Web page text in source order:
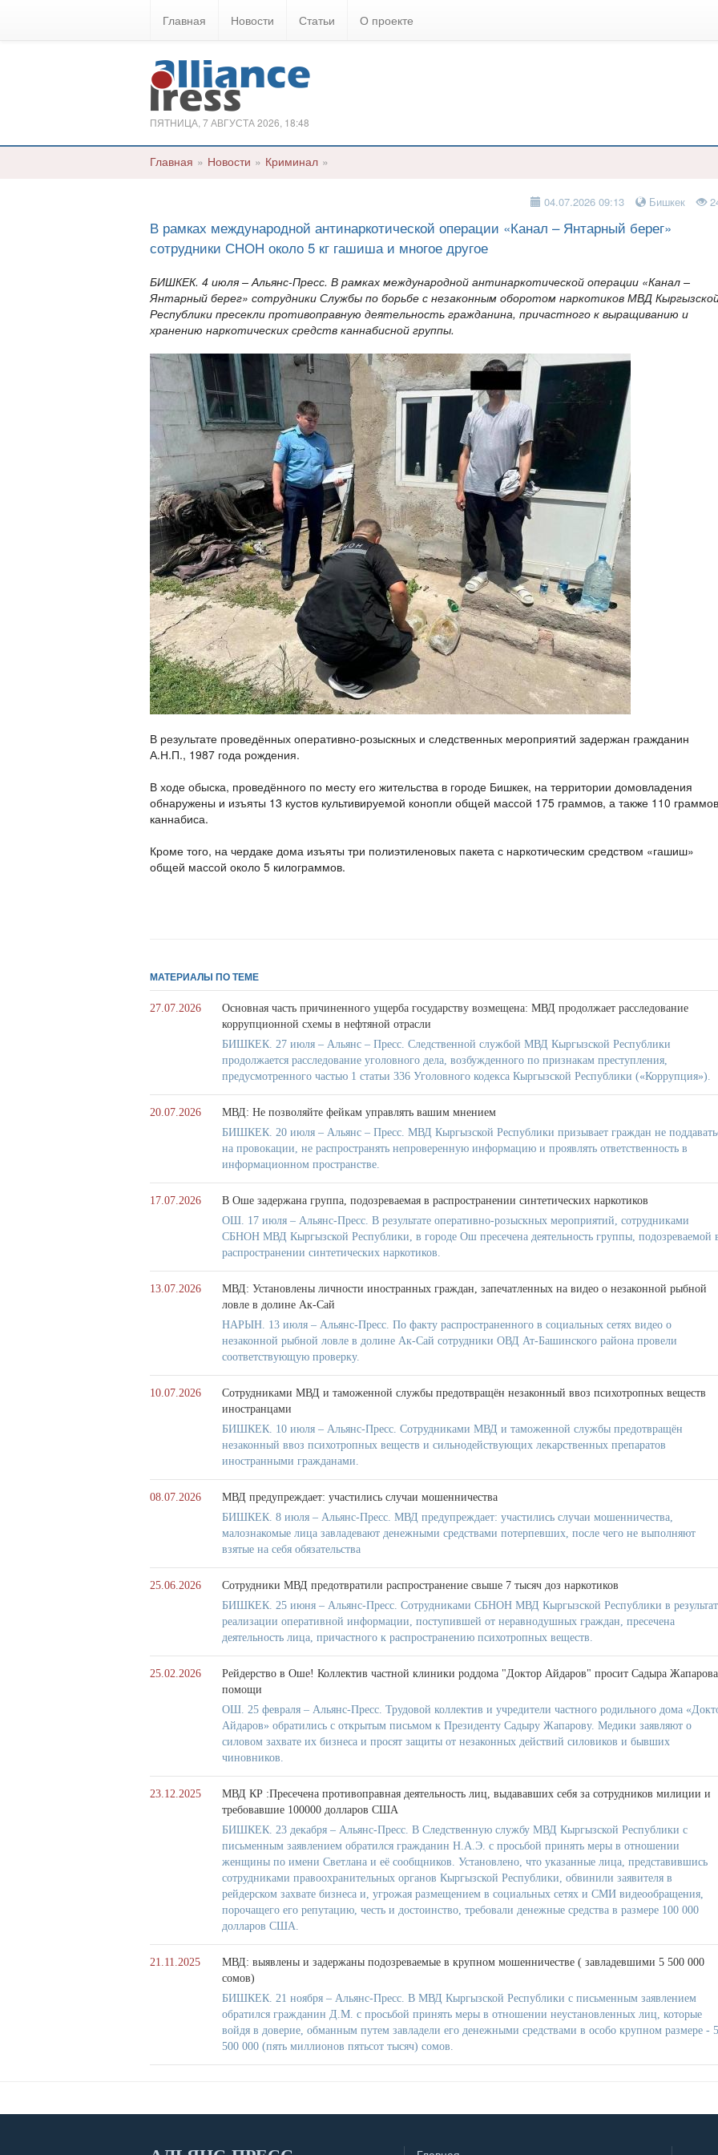
Главная Новости Статьи О проекте
ПЯТНИЦА, 7 АВГУСТА 2026, 18:48
Главная » Новости » Криминал »
04.07.2026 09:13 Бишкек
В рамках международной антинаркотической операции «Канал – Янтарный берег»
сотрудники СНОН около 5 кг гашиша и многое другое
БИШКЕК. 4 июля – Альянс-Пресс. В рамках международной антинаркотической операции «Канал –
Янтарный берег» сотрудники Службы по борьбе с незаконным оборотом наркотиков МВД
Республики пресекли противоправную деятельность гражданина, причастного к выращиванию и
хранению наркотических средств каннабисной группы.
В результате проведённых оперативно-розыскных и следственных мероприятий задержан гражданин
А.Н.П., 1987 года рождения.
В ходе обыска, проведённого по месту его жительства в городе Бишкек, на территории домовладения
обнаружены и изъяты 13 кустов культивируемой конопли общей массой 175 граммов, а также 110 граммов
каннабиса.
Кроме того, на чердаке дома изъяты три полиэтиленовых пакета с наркотическим средством «гашиш»
общей массой около 5 килограммов.
МАТЕРИАЛЫ ПО ТЕМЕ
27.07.2026
Основная часть причиненного ущерба государству возмещена: МВД продолжает расследование
коррупционной схемы в нефтяной отрасли
БИШКЕК. 27 июля – Альянс – Пресс. Следственной службой МВД Кыргызской Республики
продолжается расследование уголовного дела, возбужденного по признакам преступления,
предусмотренного частью 1 статьи 336 Уголовного кодекса Кыргызской Республики («Коррупция»).
20.07.2026
МВД: Не позволяйте фейкам управлять вашим мнением
БИШКЕК. 20 июля – Альянс – Пресс. МВД Кыргызской Республики призывает граждан не
на провокации, не распространять непроверенную информацию и проявлять ответственность в
информационном пространстве.
17.07.2026
В Оше задержана группа, подозреваемая в распространении синтетических наркотиков
ОШ. 17 июля – Альянс-Пресс. В результате оперативно-розыскных мероприятий, сотрудниками
СБНОН МВД Кыргызской Республики, в городе Ош пресечена деятельность группы, подозреваемой
распространении синтетических наркотиков.
13.07.2026
МВД: Установлены личности иностранных граждан, запечатленных на видео о незаконной рыбной
ловле в долине Ак-Сай
НАРЫН. 13 июля – Альянс-Пресс. По факту распространенного в социальных сетях видео о
незаконной рыбной ловле в долине Ак-Сай сотрудники ОВД Ат-Башинского района провели
соответствующую проверку.
10.07.2026
Сотрудниками МВД и таможенной службы предотвращён незаконный ввоз психотропных веществ
иностранцами
БИШКЕК. 10 июля – Альянс-Пресс. Сотрудниками МВД и таможенной службы предотвращён
незаконный ввоз психотропных веществ и сильнодействующих лекарственных препаратов
иностранными гражданами.
08.07.2026
МВД предупреждает: участились случаи мошенничества
БИШКЕК. 8 июля – Альянс-Пресс. МВД предупреждает: участились случаи мошенничества,
малознакомые лица завладевают денежными средствами потерпевших, после чего не выполняют
взятые на себя обязательства
25.06.2026
Сотрудники МВД предотвратили распространение свыше 7 тысяч доз наркотиков
БИШКЕК. 25 июня – Альянс-Пресс. Сотрудниками СБНОН МВД Кыргызской Республики в
реализации оперативной информации, поступившей от неравнодушных граждан, пресечена
деятельность лица, причастного к распространению психотропных веществ.
25.02.2026
Рейдерство в Оше! Коллектив частной клиники роддома "Доктор Айдаров" просит Садыра
помощи
ОШ. 25 февраля – Альянс-Пресс. Трудовой коллектив и учредители частного родильного дома
Айдаров» обратились с открытым письмом к Президенту Садыру Жапарову. Медики заявляют о
силовом захвате их бизнеса и просят защиты от незаконных действий силовиков и бывших
чиновников.
23.12.2025
МВД КР :Пресечена противоправная деятельность лиц, выдававших себя за сотрудников милиции и
требовавшие 100000 долларов США
БИШКЕК. 23 декабря – Альянс-Пресс. В Следственную службу МВД Кыргызской Республики с
письменным заявлением обратился гражданин Н.А.Э. с просьбой принять меры в отношении
женщины по имени Светлана и её сообщников. Установлено, что указанные лица, представившись
сотрудниками правоохранительных органов Кыргызской Республики, обвинили заявителя в
рейдерском захвате бизнеса и, угрожая размещением в социальных сетях и СМИ видеообращения,
порочащего его репутацию, честь и достоинство, требовали денежные средства в размере 100 000
долларов США.
21.11.2025
МВД: выявлены и задержаны подозреваемые в крупном мошенничестве ( завладевшими 5 500 000
сомов)
БИШКЕК. 21 ноября – Альянс-Пресс. В МВД Кыргызской Республики с письменным заявлением
обратился гражданин Д.М. с просьбой принять меры в отношении неустановленных лиц, которые
войдя в доверие, обманным путем завладели его денежными средствами в особо крупном размере - 5
500 000 (пять миллионов пятьсот тысяч) сомов.